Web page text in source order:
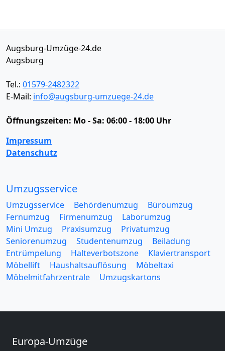
Augsburg-Umzüge-24.de
Augsburg
Tel.: 01579-2482322
E-Mail: info@augsburg-umzuege-24.de
Öffnungszeiten: Mo - Sa: 06:00 - 18:00 Uhr
Impressum
Datenschutz
Umzugsservice
Umzugsservice Behördenumzug
Büroumzug
Fernumzug
Firmenumzug
Laborumzug
Mini Umzug
Praxisumzug
Privatumzug
Seniorenumzug
Studentenumzug
Beiladung
Entrümpelung
Halteverbotszone
Klaviertransport
Möbellift
Haushaltsauflösung
Möbeltaxi
Möbelmitfahrzentrale
Umzugskartons
Europa-Umzüge